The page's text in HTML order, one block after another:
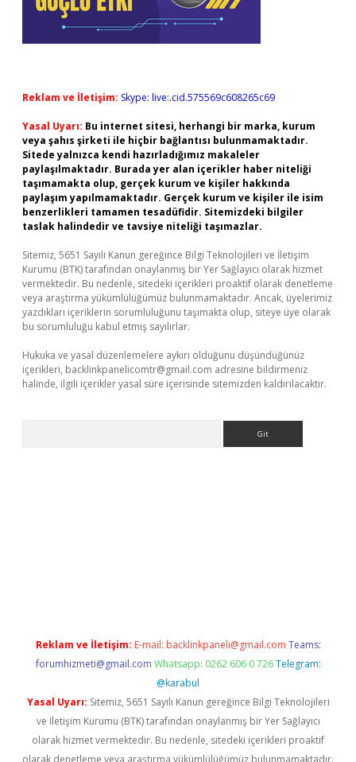
Reklam ve İletişim: Skype: live:.cid.575569c608265c69
Yasal Uyarı: Bu internet sitesi, herhangi bir marka, kurum
veya şahıs şirketi ile hiçbir bağlantısı bulunmamaktadır.
Sitede yalnızca kendi hazırladığımız makaleler
paylaşılmaktadır. Burada yer alan içerikler haber niteliği
taşımamakta olup, gerçek kurum ve kişiler hakkında
paylaşım yapılmamaktadır. Gerçek kurum ve kişiler ile isim
benzerlikleri tamamen tesadüfidir. Sitemizdeki bilgiler
taslak halindedir ve tavsiye niteliği taşımazlar.
Sitemiz, 5651 Sayılı Kanun gereğince Bilgi Teknolojileri ve İletişim
Kurumu (BTK) tarafından onaylanmış bir Yer Sağlayıcı olarak hizmet
vermektedir. Bu nedenle, sitedeki içerikleri proaktif olarak denetleme
veya araştırma yükümlülüğümüz bulunmamaktadır. Ancak, üyelerimiz
yazdıkları içeriklerin sorumluluğunu taşımakta olup, siteye üye olarak
bu sorumluluğu kabul etmiş sayılırlar.
Hukuka ve yasal düzenlemelere aykırı olduğunu düşündüğünüz
içerikleri, backlinkpanelicomtr@gmail.com adresine bildirmeniz
halinde, ilgili içerikler yasal süre içerisinde sitemizden kaldırılacaktır.
Reklam ve İletişim: E-mail: backlinkpaneli@gmail.com Teams:
forumhizmeti@gmail.com Whatsapp: 0262 606 0 726 Telegram:
@karabul
Yasal Uyarı: Sitemiz, 5651 Sayılı Kanun gereğince Bilgi Teknolojileri
ve İletişim Kurumu (BTK) tarafından onaylanmış bir Yer Sağlayıcı
olarak hizmet vermektedir. Bu nedenle, sitedeki içerikleri proaktif
olarak denetleme veya araştırma yükümlülüğümüz bulunmamaktadır.